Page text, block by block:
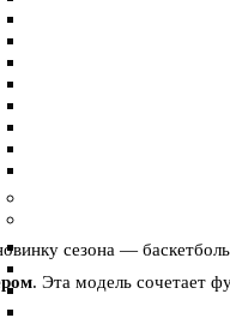
сезона —
. Эта модель сочетает